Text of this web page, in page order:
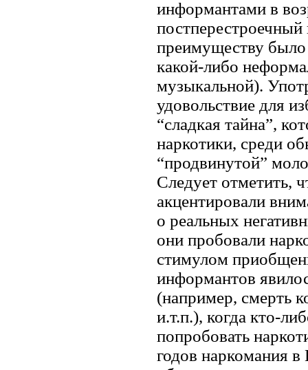
информантами в
постперестроечный
преимуществу
какой-либо
музыкальной).
удовольствие для
“сладкая тайна”,
наркотики, среди
“продвинутой”
Следует отметить,
акцентировали
о реальных
они пробовали
стимулом
информантов
(например, смерть
и.т.п.), когда кто-
попробовать
годов наркомания